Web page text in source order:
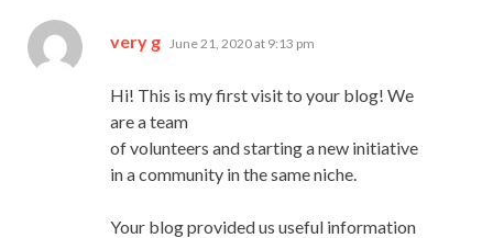
very g says:
June 21, 2020 at 9:13 pm
Hi! This is my first visit to your blog! We
are a team
of volunteers and starting a new initiative
in a community in the same niche.
Your blog provided us useful information